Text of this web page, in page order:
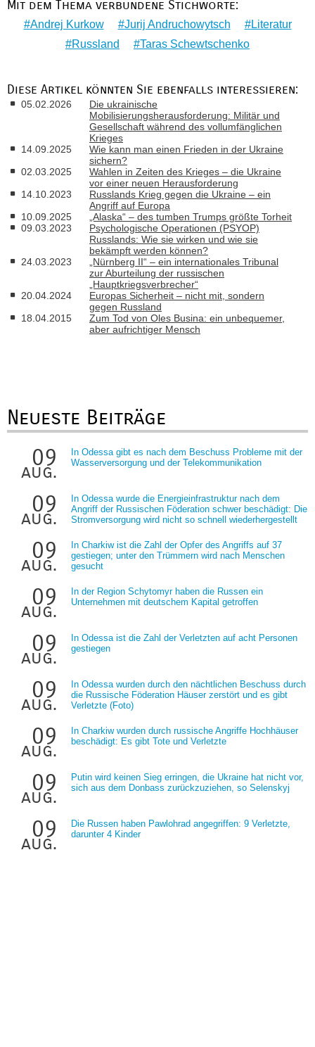
Mit dem Thema verbundene Stichworte:
Andrej Kurkow Jurij Andruchowytsch
Literatur
Russland
Taras Schewtschenko
Diese Artikel könnten Sie ebenfalls interessieren:
05.02.2026
Die ukrainische
Mobilisierungsherausforderung: Militär und
Gesellschaft während des vollumfänglichen
Krieges
14.09.2025
Wie kann man einen Frieden in der Ukraine
sichern?
02.03.2025
Wahlen in Zeiten des Krieges – die Ukraine
vor einer neuen Herausforderung
14.10.2023
Russlands Krieg gegen die Ukraine – ein
Angriff auf Europa
10.09.2025
„Alaska“ – des tumben Trumps größte Torheit
09.03.2023
Psychologische Operationen (PSYOP)
Russlands: Wie sie wirken und wie sie
bekämpft werden können?
24.03.2023
„Nürnberg II“ – ein internationales Tribunal
zur Aburteilung der russischen
„Hauptkriegsverbrecher“
20.04.2024
Europas Sicherheit – nicht mit, sondern
gegen Russland
18.04.2015
Zum Tod von Oles Busina: ein unbequemer,
aber aufrichtiger Mensch
Neueste Beiträge
09
aug.
In Odessa gibt es nach dem Beschuss Probleme mit der
Wasserversorgung und der Telekommunikation
09
aug.
In Odessa wurde die Energieinfrastruktur nach dem
Angriff der Russischen Föderation schwer beschädigt: Die
Stromversorgung wird nicht so schnell wiederhergestellt
09
aug.
In Charkiw ist die Zahl der Opfer des Angriffs auf 37
gestiegen; unter den Trümmern wird nach Menschen
gesucht
09
aug.
In der Region Schytomyr haben die Russen ein
Unternehmen mit deutschem Kapital getroffen
09
aug.
In Odessa ist die Zahl der Verletzten auf acht Personen
gestiegen
09
aug.
In Odessa wurden durch den nächtlichen Beschuss durch
die Russische Föderation Häuser zerstört und es gibt
Verletzte (Foto)
09
aug.
In Charkiw wurden durch russische Angriffe Hochhäuser
beschädigt: Es gibt Tote und Verletzte
09
aug.
Putin wird keinen Sieg erringen, die Ukraine hat nicht vor,
sich aus dem Donbass zurückzuziehen, so Selenskyj
09
aug.
Die Russen haben Pawlohrad angegriffen: 9 Verletzte,
darunter 4 Kinder